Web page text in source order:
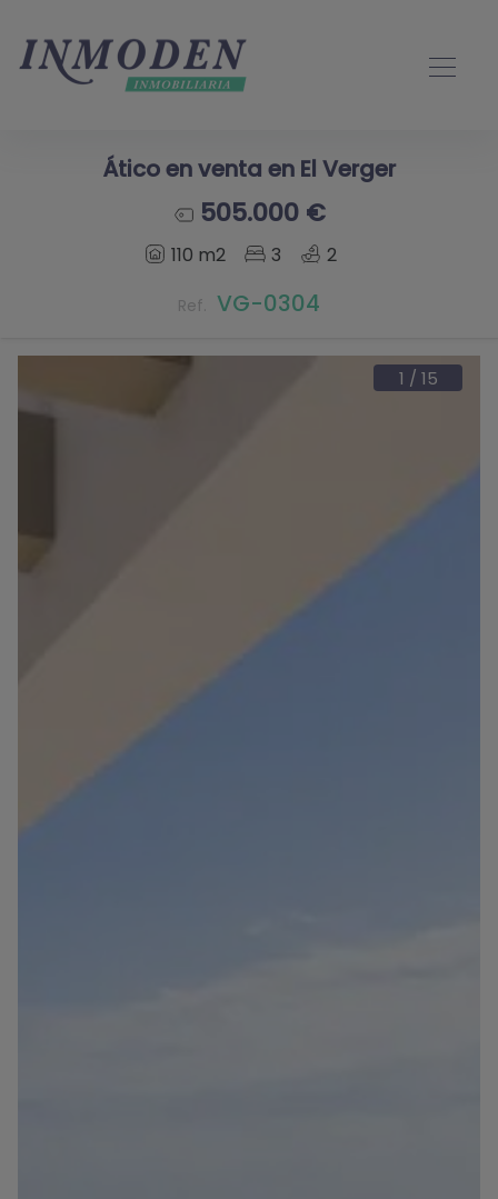
Ático en venta en El Verger
505.000 €
110 m2 3 2
Ref. VG-0304
1 / 15